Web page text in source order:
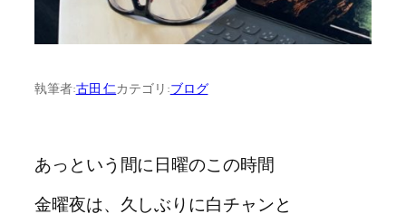
執筆者:古田 仁カテゴリ:ブログ
あっという間に日曜のこの時間
金曜夜は、久しぶりに白チャンと